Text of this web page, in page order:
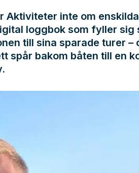
Aktiviteter inte om
loggbok som fyller sig
till sina sparade turer –
spår bakom båten till en